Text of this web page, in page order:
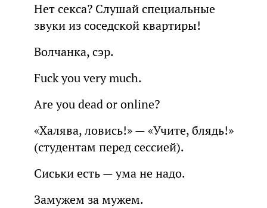
Нет секса? Слушай специальные
звуки из соседской квартиры!
Волчанка, сэр.
Fuck you very much.
Are you dead or online?
«Халява, ловись!» — «Учите, блядь!»
(студентам перед сессией).
Сиськи есть — ума не надо.
Замужем за мужем.